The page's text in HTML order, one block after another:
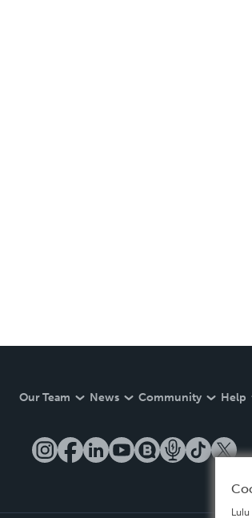
Our Team News Community Help